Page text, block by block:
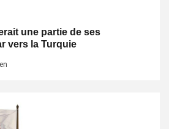
une partie de ses
vers la Turquie